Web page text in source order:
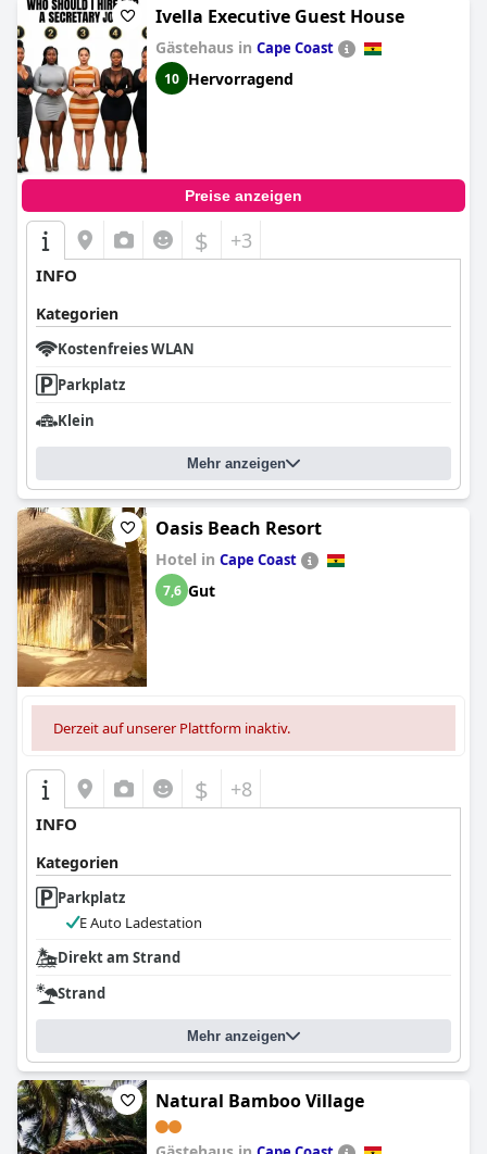
Ivella Executive Guest House
Gästehaus in Cape Coast
10 Hervorragend
Preise anzeigen
$ +3
INFO
Kategorien
Kostenfreies WLAN
Parkplatz
Klein
Mehr anzeigen
Oasis Beach Resort
Hotel in Cape Coast
7,6 Gut
Derzeit auf unserer Plattform inaktiv.
$ +8
INFO
Kategorien
Parkplatz
E Auto Ladestation
Direkt am Strand
Strand
Mehr anzeigen
Natural Bamboo Village